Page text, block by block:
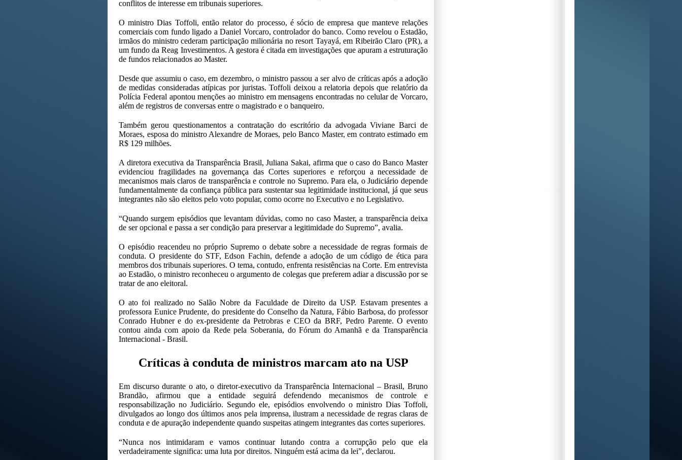
conflitos de interesse em tribunais superiores.
O ministro Dias Toffoli, então relator do processo, é sócio de empresa que manteve relações
comerciais com fundo ligado a Daniel Vorcaro, controlador do banco. Como revelou o Estadão,
irmãos do ministro cederam participação milionária no resort Tayayá, em Ribeirão Claro (PR), a
um fundo da Reag Investimentos. A gestora é citada em investigações que apuram a estruturação
de fundos relacionados ao Master.
Desde que assumiu o caso, em dezembro, o ministro passou a ser alvo de críticas após a adoção
de medidas consideradas atípicas por juristas. Toffoli deixou a relatoria depois que relatório da
Polícia Federal apontou menções ao ministro em mensagens encontradas no celular de Vorcaro,
além de registros de conversas entre o magistrado e o banqueiro.
Também gerou questionamentos a contratação do escritório da advogada Viviane Barci de
Moraes, esposa do ministro Alexandre de Moraes, pelo Banco Master, em contrato estimado em
R$ 129 milhões.
A diretora executiva da Transparência Brasil, Juliana Sakai, afirma que o caso do Banco Master
evidenciou fragilidades na governança das Cortes superiores e reforçou a necessidade de
mecanismos mais claros de transparência e controle no Supremo. Para ela, o Judiciário depende
fundamentalmente da confiança pública para sustentar sua legitimidade institucional, já que seus
integrantes não são eleitos pelo voto popular, como ocorre no Executivo e no Legislativo.
“Quando surgem episódios que levantam dúvidas, como no caso Master, a transparência deixa
de ser opcional e passa a ser condição para preservar a legitimidade do Supremo”, avalia.
O episódio reacendeu no próprio Supremo o debate sobre a necessidade de regras formais de
conduta. O presidente do STF, Edson Fachin, defende a adoção de um código de ética para
membros dos tribunais superiores. O tema, contudo, enfrenta resistências na Corte. Em entrevista
ao Estadão, o ministro reconheceu o argumento de colegas que preferem adiar a discussão por se
tratar de ano eleitoral.
O ato foi realizado no Salão Nobre da Faculdade de Direito da USP. Estavam presentes a
professora Eunice Prudente, do presidente do Conselho da Natura, Fábio Barbosa, do professor
Conrado Hubner e do ex-presidente da Petrobras e CEO da BRF, Pedro Parente. O evento
contou ainda com apoio da Rede pela Soberania, do Fórum do Amanhã e da Transparência
Internacional - Brasil.
Críticas à conduta de ministros marcam ato na USP
Em discurso durante o ato, o diretor-executivo da Transparência Internacional – Brasil, Bruno
Brandão, afirmou que a entidade seguirá defendendo mecanismos de controle e
responsabilização no Judiciário. Segundo ele, episódios envolvendo o ministro Dias Toffoli,
divulgados ao longo dos últimos anos pela imprensa, ilustram a necessidade de regras claras de
conduta e de apuração independente quando suspeitas atingem integrantes das cortes superiores.
“Nunca nos intimidaram e vamos continuar lutando contra a corrupção pelo que ela
verdadeiramente significa: uma luta por direitos. Ninguém está acima da lei”, declarou.